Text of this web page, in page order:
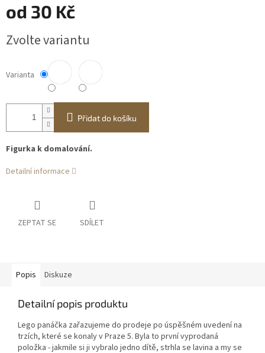
od 30 Kč
cena:
Zvolte variantu
Varianta
Přidat do košíku
Figurka k domalování.
Detailní informace
ZEPTAT SE SDÍLET
Popis Diskuze
Detailní popis produktu
Lego panáčka zařazujeme do prodeje po úspěšném uvedení na
trzích, které se konaly v Praze 5. Byla to první vyprodaná
položka - jakmile si ji vybralo jedno dítě, strhla se lavina a my se